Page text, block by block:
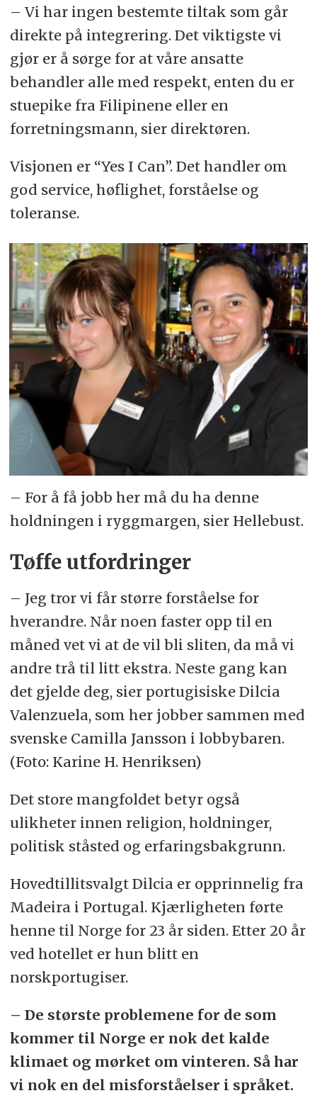
– Vi har ingen bestemte tiltak som går
direkte på integrering. Det viktigste vi
gjør er å sørge for at våre ansatte
behandler alle med respekt, enten du er
stuepike fra Filipinene eller en
forretningsmann, sier direktøren.
Visjonen er “Yes I Can”. Det handler om
god service, høflighet, forståelse og
toleranse.
– For å få jobb her må du ha denne
holdningen i ryggmargen, sier Hellebust.
Tøffe utfordringer
– Jeg tror vi får større forståelse for
hverandre. Når noen faster opp til en
måned vet vi at de vil bli sliten, da må vi
andre trå til litt ekstra. Neste gang kan
det gjelde deg, sier portugisiske Dilcia
Valenzuela, som her jobber sammen med
svenske Camilla Jansson i lobbybaren.
(Foto: Karine H. Henriksen)
Det store mangfoldet betyr også
ulikheter innen religion, holdninger,
politisk ståsted og erfaringsbakgrunn.
Hovedtillitsvalgt Dilcia er opprinnelig fra
Madeira i Portugal. Kjærligheten førte
henne til Norge for 23 år siden. Etter 20 år
ved hotellet er hun blitt en
norskportugiser.
– De største problemene for de som
kommer til Norge er nok det kalde
klimaet og mørket om vinteren. Så har
vi nok en del misforståelser i språket.